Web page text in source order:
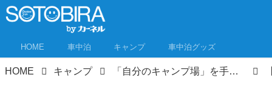
HOME 車中泊 キャンプ 車中泊グッズ
HOME キャンプ 「自分のキャンプ場」を手に入れた人に聞いてみた！開業までの道のりとキャンプ場のつくり方